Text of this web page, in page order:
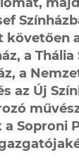
követően
a Thália
a
az Új
Soproni